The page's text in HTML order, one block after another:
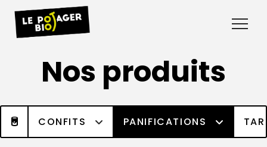
Nos produits
CONFITS PANIFICATIONS